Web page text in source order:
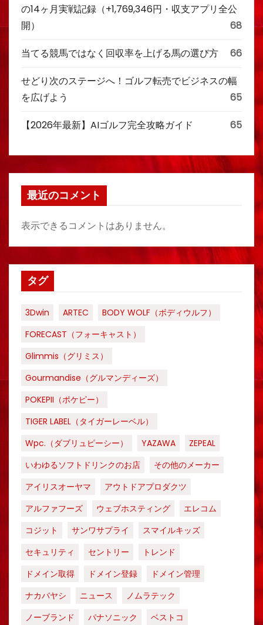
の14ヶ月実戦記録（+1,769,346円・収支アプリ全公
開）
68
当てる競馬ではなく回収率を上げる馬の選び方 66
せどり次のステージへ！ゴルフ転売でビジネスの幅
を広げよう
65
【2026年最新】AIゴルフ完全攻略ガイド 65
最近のコメント
表示できるコメントはありません。
タグ
3Dwin ARTEC
BODY WOLF（ボディウルフ）
FORECAST（フォーキャスト）
Glimmis（グリミス）
Gourmandise（グルマンディーズ）
POKEPII（ポケピー）
TIGER LABEL（タイガーレーベル）
Wpc.（ダブリュピーシー）
YAZAWA
ZEPEAL
いわゆるソフトドリンクのお店
その他のメーカー
アイリスオーヤマ
アウトドアプロダクツ
アルファフーズ
ウェブホスティング
エレコム
コジット
サンワサプライ
スマイルキッズ
セキュリティ
セントリー
トレンド
ドメイン取得
ドメイン登録
ドメイン管理
ナカバヤシ
ニュース
ノムラテック
ノーブランド
パナソニック ベストコ